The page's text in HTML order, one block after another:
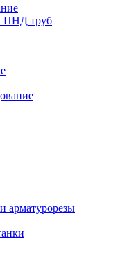
ПНД труб
арматурорезы